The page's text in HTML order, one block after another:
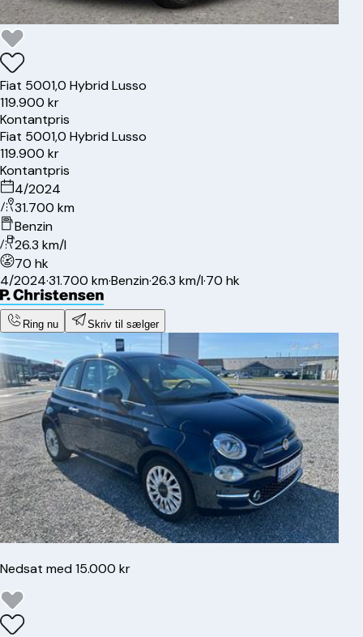
Fiat 5001,0 Hybrid Lusso
119.900 kr
Kontantpris
Fiat 5001,0 Hybrid Lusso
119.900 kr
Kontantpris
4/2024
31.700 km
Benzin
26.3 km/l
70 hk
4/2024·31.700 km·Benzin·26.3 km/l·70 hk
Ring nu Skriv til sælger
Nedsat med 15.000 kr